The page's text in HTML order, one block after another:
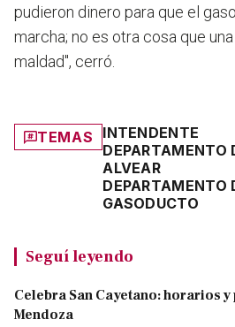
pudieron dinero para que el
marcha; no es otra cosa que
maldad", cerró.
TEMAS
INTENDENTE
DEPARTAMENTO
ALVEAR
DEPARTAMENTO
GASODUCTO
Seguí leyendo
Celebra San Cayetano: horarios
Mendoza